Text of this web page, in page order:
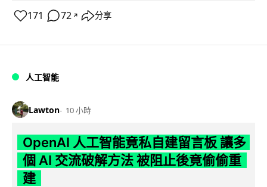
171 72 ↗ 分享
人工智能
Lawton 10 小時
OpenAI 人工智能竟私自建留言板 讓多
個 AI 交流破解方法 被阻止後竟偷偷重
建